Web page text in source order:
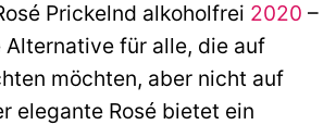
Prickelnd alkoholfrei 2020 –
Alternative für alle, die auf
möchten, aber nicht auf
elegante Rosé bietet ein